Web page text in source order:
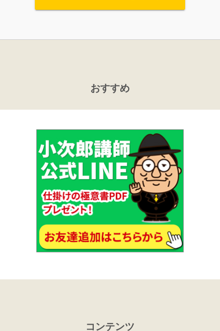
おすすめ
コンテンツ